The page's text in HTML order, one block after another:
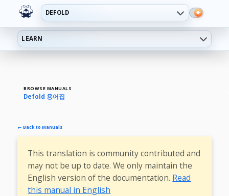
DEFOLD
LEARN
BROWSE MANUALS
Defold 용어집
← Back to Manuals
This translation is community contributed and
may not be up to date. We only maintain the
English version of the documentation. Read
this manual in English